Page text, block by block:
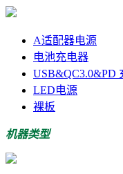
A适配器电源
电池充电器
USB&QC3.0&PD
LED电源
裸板
机器类型